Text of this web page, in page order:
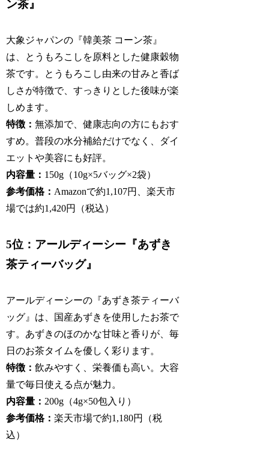
ン茶』
大象ジャパンの『韓美茶 コーン茶』
は、とうもろこしを原料とした健康穀物
茶です。とうもろこし由来の甘みと香ば
しさが特徴で、すっきりとした後味が楽
しめます。
特徴：無添加で、健康志向の方にもおす
すめ。普段の水分補給だけでなく、ダイ
エットや美容にも好評。
内容量： 150g（10g×5バッグ×2袋）
参考価格： Amazonで約1,107円、楽天市
場では約1,420円（税込）
5位：アールディーシー『あずき
茶ティーバッグ』
アールディーシーの『あずき茶ティーバ
ッグ』は、国産あずきを使用したお茶で
す。あずきのほのかな甘味と香りが、毎
日のお茶タイムを優しく彩ります。
特徴：飲みやすく、栄養価も高い。大容
量で毎日使える点が魅力。
内容量：200g（4g×50包入り）
参考価格：楽天市場で約1,180円（税
込）